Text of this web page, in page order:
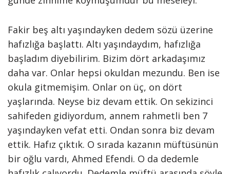
Fakir beş altı yaşındayken dedem sözü üzerine
hafızlığa başlattı. Altı yaşındaydım, hafızlığa
başladım diyebilirim. Bizim dört arkadaşımız
daha var. Onlar hepsi okuldan mezundu. Ben ise
okula gitmemişim. Onlar on üç, on dört
yaşlarında. Neyse biz devam ettik. On sekizinci
sahifeden gidiyordum, annem rahmetli ben 7
yaşındayken vefat etti. Ondan sonra biz devam
ettik. Hafız çıktık. O sırada kazanın müftüsünün
bir oğlu vardı, Ahmed Efendi. O da dedemle